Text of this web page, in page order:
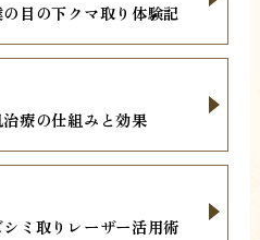
目の下クマ取り体験記
療の仕組みと効果
ミ取りレーザー活用術